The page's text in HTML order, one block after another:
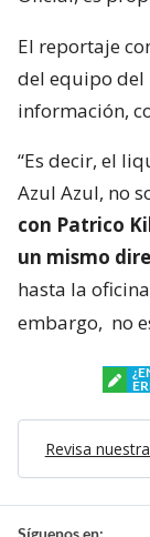
El reportaje
del equipo del
información,
“Es decir, el
Azul Azul, no
con Patrico
un mismo
hasta la
embargo, no
Revisa